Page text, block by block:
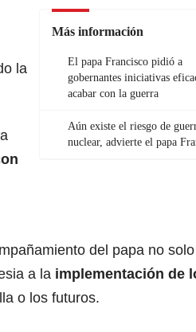
Más información
El papa Francisco pidió a
gobernantes iniciativas
acabar con la guerra
Aún existe el riesgo de
nuclear, advierte el papa
la
del papa no
a la implementación de
o los futuros.